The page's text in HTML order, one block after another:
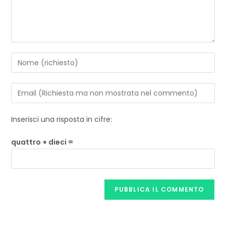
Inserisci una risposta in cifre:
quattro + dieci =